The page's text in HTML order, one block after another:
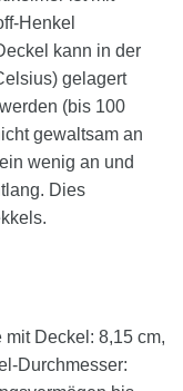
Henkel
kann in der
gelagert
(bis 100
gewaltsam an
wenig an und
Dies
Deckel: 8,15 cm,
Durchmesser: